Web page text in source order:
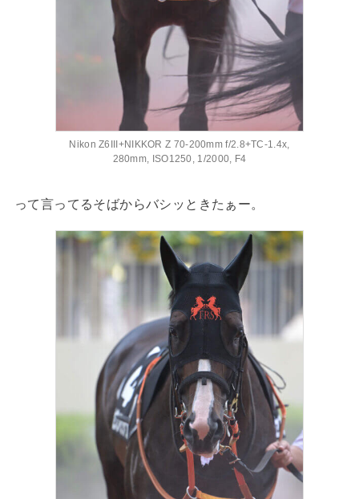
Nikon Z6III+NIKKOR Z 70-200mm f/2.8+TC-1.4x,
280mm, ISO1250, 1/2000, F4
って言ってるそばからバシッときたぁー。